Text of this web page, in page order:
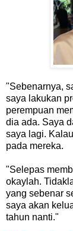
"Sebenarnya,
saya lakukan
perempuan
dia ada. Saya
saya lagi.
pada mereka.
"Selepas
okaylah.
yang sebenar
saya akan
tahun nanti."